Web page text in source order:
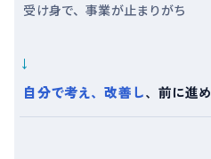
受け身で、事業が止まりがち
→
自分で考え、改善し、前に進